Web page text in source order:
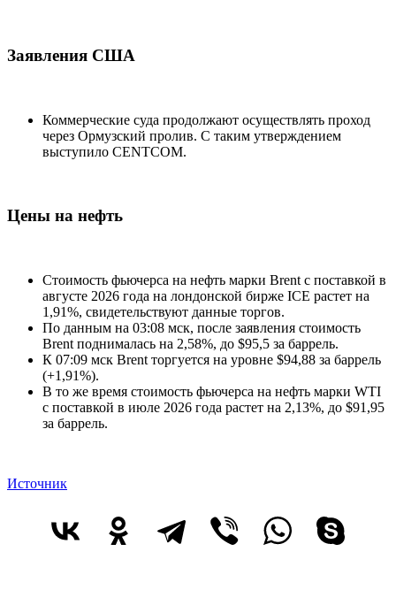
Заявления США
Коммерческие суда продолжают осуществлять проход
через Ормузский пролив. С таким утверждением
выступило CENTCOM.
Цены на нефть
Стоимость фьючерса на нефть марки Brent с поставкой в
августе 2026 года на лондонской бирже ICE растет на
1,91%, свидетельствуют данные торгов.
По данным на 03:08 мск, после заявления стоимость
Brent поднималась на 2,58%, до $95,5 за баррель.
К 07:09 мск Brent торгуется на уровне $94,88 за баррель
(+1,91%).
В то же время стоимость фьючерса на нефть марки WTI
с поставкой в июле 2026 года растет на 2,13%, до $91,95
за баррель.
Источник